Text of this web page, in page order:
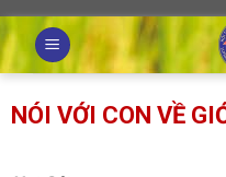
Skip
to
content
NÓI VỚI CON VỀ